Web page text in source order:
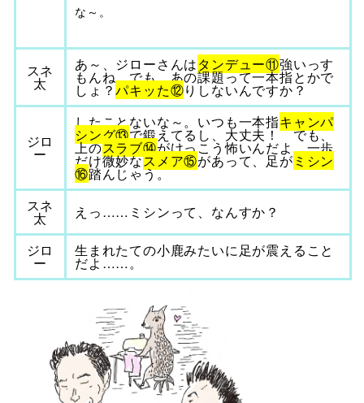
な～。
スネ
太
あ～、ジローさんはタンデュー⑪強いっす
もんね。でも、あの課題って一本指とかで
しょ？パキッた⑫りしないんですか？
ジロ
ー
したことないな～。いつも一本指キャンパ
シング⑬で鍛えてるし、大丈夫！ でも、
上のスラブ⑭がけっこう怖いんだよ。一歩
だけ微妙なスメア⑮があって、足が ミシン
⑯踏んじゃう。
スネ
太 えっ……ミシンって、なんすか？
ジロ
ー
生まれたての小鹿みたいに足が震えること
だよ……。